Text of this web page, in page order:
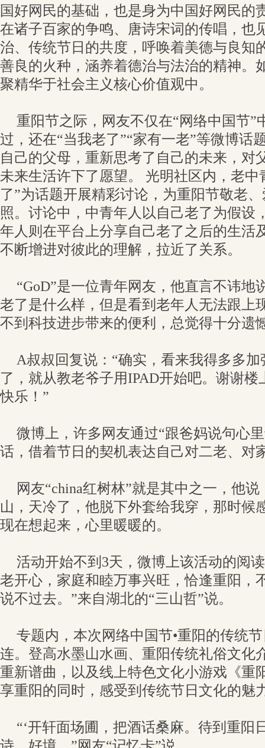
国好网民的基础，也是身为中国好网民的
在诸子百家的争鸣、唐诗宋词的传唱，也
治、传统节日的共度，呼唤着美德与良知
善良的火种，涵养着德治与法治的精神。
聚精华于社会主义核心价值观中。
重阳节之际，网友不仅在“网络中国节”
过，还在“当我老了”“家有一老”等微博话
自己的父母，重新思考了自己的未来，对
未来生活许下了愿望。 光明社区内，老中
了”为话题开展精彩讨论，为重阳节敬老
照。讨论中，中青年人以自己老了为假设
年人则在平台上分享自己老了之后的生活
不断增进对彼此的理解，拉近了关系。
“GoD”是一位青年网友，他直言不讳地
老了是什么样，但是看到老年人无法跟上
不到科技进步带来的便利，总觉得十分遗
A叔叔回复说：“确实，看来我得多多
了，就从教老爷子用IPAD开始吧。谢谢
快乐！”
微博上，许多网友通过“跟爸妈说句心
话，借着节日的契机表达自己对二老、对
网友“china红树林”就是其中之一，他
山，天冷了，他脱下外套给我穿，那时候
现在想起来，心里暖暖的。
活动开始不到3天，微博上该活动的阅
老开心，家庭和睦万事兴旺，恰逢重阳，
说不过去。”来自湖北的“三山哲”说。
专题内，本次网络中国节•重阳的传统
连。登高水墨山水画、重阳传统礼俗文化
重新谱曲，以及线上特色文化小游戏《重
享重阳的同时，感受到传统节日文化的魅
“‘开轩面场圃，把酒话桑麻。待到重阳